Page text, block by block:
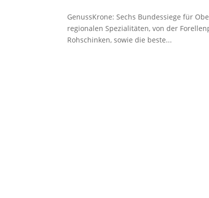
GenussKrone: Sechs Bundessiege für
regionalen Spezialitäten, von der
Rohschinken, sowie die beste...